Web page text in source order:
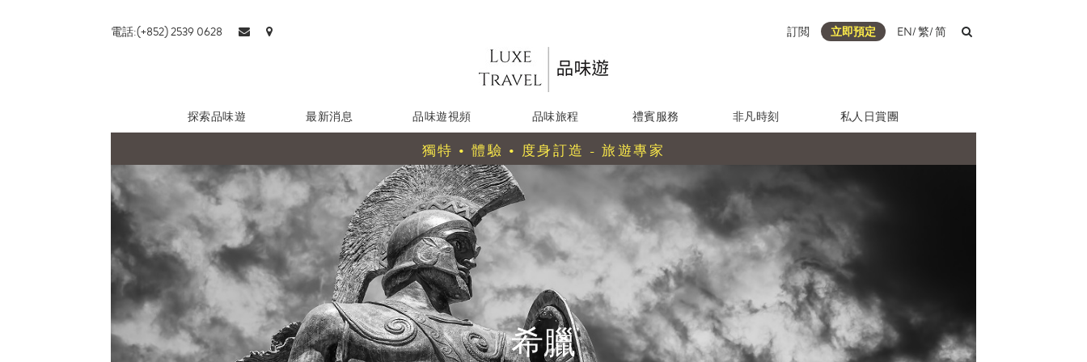
電話:(+852) 2539 0628 訂閲 立即預定 EN/繁/简
探索品味遊 最新消息 品味遊視頻 品味旅程 禮賓服務 非凡時刻 私人日賞團
獨特 • 體驗 • 度身訂造 - 旅遊專家
希臘